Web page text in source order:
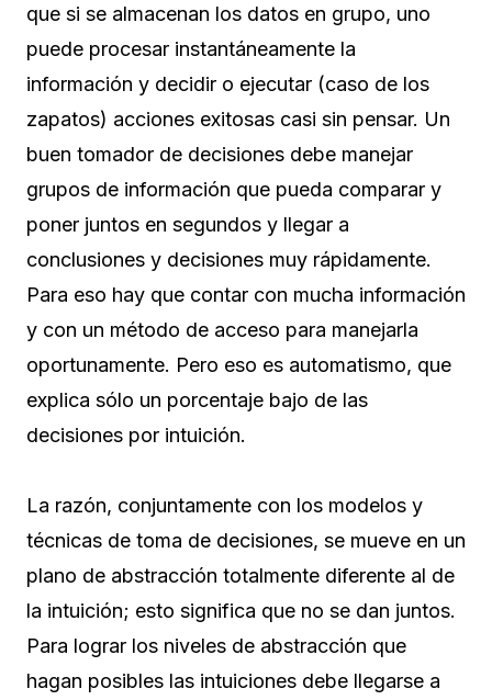
que si se almacenan los datos en grupo, uno
puede procesar instantáneamente la
información y decidir o ejecutar (caso de los
zapatos) acciones exitosas casi sin pensar. Un
buen tomador de decisiones debe manejar
grupos de información que pueda comparar y
poner juntos en segundos y llegar a
conclusiones y decisiones muy rápidamente.
Para eso hay que contar con mucha información
y con un método de acceso para manejarla
oportunamente. Pero eso es automatismo, que
explica sólo un porcentaje bajo de las
decisiones por intuición.
La razón, conjuntamente con los modelos y
técnicas de toma de decisiones, se mueve en un
plano de abstracción totalmente diferente al de
la intuición; esto significa que no se dan juntos.
Para lograr los niveles de abstracción que
hagan posibles las intuiciones debe llegarse a